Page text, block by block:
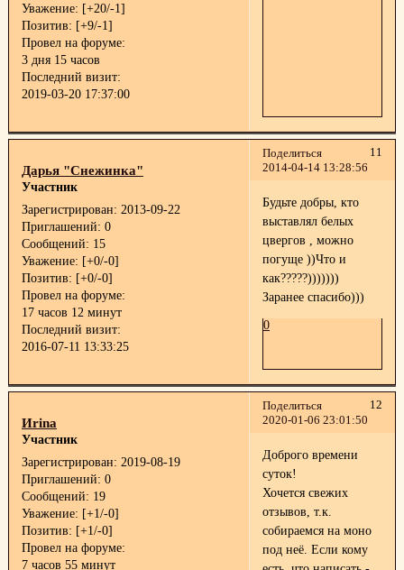
Уважение: [+20/-1]
Позитив: [+9/-1]
Провел на форуме:
3 дня 15 часов
Последний визит:
2019-03-20 17:37:00
Поделиться
11
2014-04-14 13:28:56
Дарья "Снежинка"
Участник
Зарегистрирован: 2013-09-22
Приглашений: 0
Сообщений: 15
Уважение: [+0/-0]
Позитив: [+0/-0]
Провел на форуме:
17 часов 12 минут
Последний визит:
2016-07-11 13:33:25
Будьте добры, кто
выставлял белых
цвергов , можно
погуще ))Что и
как?????)))))))
Заранее спасибо)))
0
Поделиться
12
2020-01-06 23:01:50
Иrina
Участник
Зарегистрирован: 2019-08-19
Приглашений: 0
Сообщений: 19
Уважение: [+1/-0]
Позитив: [+1/-0]
Провел на форуме:
7 часов 55 минут
Доброго времени
суток!
Хочется свежих
отзывов, т.к.
собираемся на моно
под неё. Если кому